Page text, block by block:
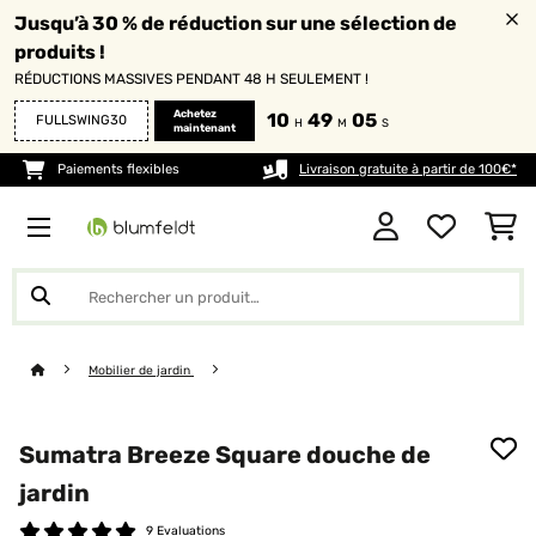
Jusqu’à 30 % de réduction sur une sélection de
produits !
RÉDUCTIONS MASSIVES PENDANT 48 H SEULEMENT !
FULLSWING30
Achetez
maintenant
10 H 49 M 04 S
Paiements flexibles Livraison gratuite à partir de 100€*
Mobilier de jardin
Sumatra Breeze Square douche de
jardin
9 Evaluations